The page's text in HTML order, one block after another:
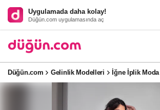
Uygulamada daha kolay!
Düğün.com uygulamasında aç
Düğün.com Gelinlik Modelleri İğne İplik Moda